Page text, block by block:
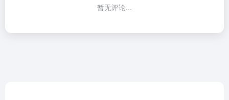
暂无评论...